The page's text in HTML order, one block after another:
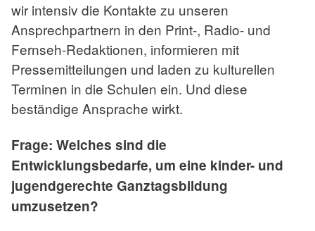
wir intensiv die Kontakte zu unseren
Ansprechpartnern in den Print-, Radio- und
Fernseh-Redaktionen, informieren mit
Pressemitteilungen und laden zu kulturellen
Terminen in die Schulen ein. Und diese
beständige Ansprache wirkt.
Frage: Welches sind die
Entwicklungsbedarfe, um eine kinder- und
jugendgerechte Ganztagsbildung
umzusetzen?